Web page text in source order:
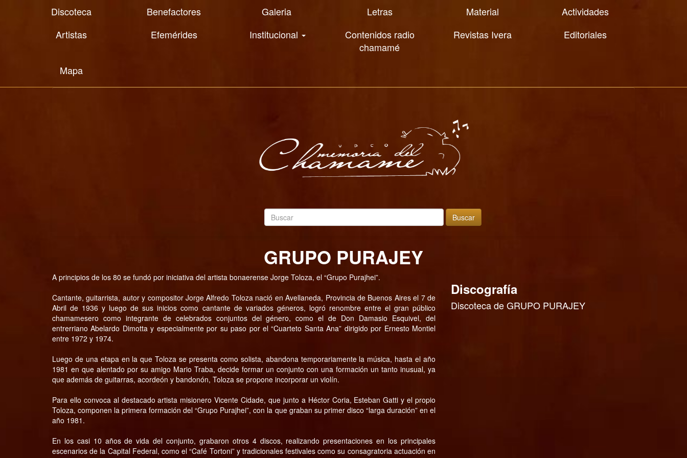
Discoteca Benefactores Galeria Letras Material
Actividades
Artistas
Efemérides Institucional
Contenidos radio
chamamé
Revistas Ivera Editoriales
Mapa
Buscar
GRUPO PURAJEY
A principios de los 80 se fundó por iniciativa del artista bonaerense Jorge Toloza, el “Grupo Purajhei”.
Cantante, guitarrista, autor y compositor Jorge Alfredo Toloza nació en Avellaneda, Provincia de Buenos Aires el 7 de
Abril de 1936 y luego de sus inicios como cantante de variados géneros, logró renombre entre el gran público
chamamesero como integrante de celebrados conjuntos del género, como el de Don Damasio Esquivel, del
entrerriano Abelardo Dimotta y especialmente por su paso por el “Cuarteto Santa Ana” dirigido por Ernesto Montiel
entre 1972 y 1974.
Luego de una etapa en la que Toloza se presenta como solista, abandona temporariamente la música, hasta el año
1981 en que alentado por su amigo Mario Traba, decide formar un conjunto con una formación un tanto inusual, ya
que además de guitarras, acordeón y bandonón, Toloza se propone incorporar un violín.
Para ello convoca al destacado artista misionero Vicente Cidade, que junto a Héctor Coria, Esteban Gatti y el propio
Toloza, componen la primera formación del “Grupo Purajhei”, con la que graban su primer disco “larga duración” en el
año 1981.
En los casi 10 años de vida del conjunto, grabaron otros 4 discos, realizando presentaciones en los principales
escenarios de la Capital Federal, como el “Café Tortoni” y tradicionales festivales como su consagratoria actuación en
Discografía
Discoteca de GRUPO PURAJEY